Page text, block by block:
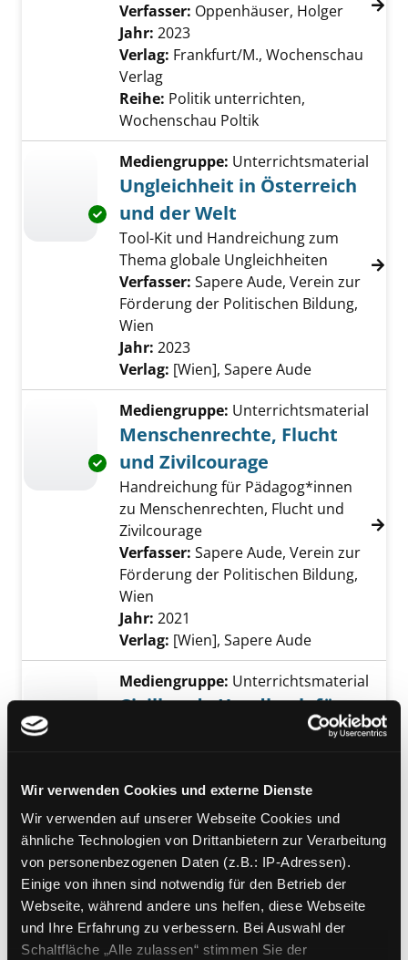
Wir verwenden Cookies und externe Dienste
Wir verwenden auf unserer Webseite Cookies und
ähnliche Technologien von Drittanbietern zur Verarbeitung
von personenbezogenen Daten (z.B.: IP-Adressen).
Einige von ihnen sind notwendig für den Betrieb der
Webseite, während andere uns helfen, diese Webseite
und Ihre Erfahrung zu verbessern. Bei Auswahl der
Schaltfläche „Alle zulassen“ stimmen Sie der
Verfasser: Oppenhäuser, Holger Suche
Jahr: 2023
Verlag: Frankfurt/M., Wochenschau
Verlag
Reihe: Politik unterrichten,
Wochenschau Poltik
Exemplar-Details von Ungleichheit in
Mediengruppe: Unterrichtsmaterial
Ungleichheit in Österreich
und der Welt
Tool-Kit und Handreichung zum
Thema globale Ungleichheiten
Verfasser: Sapere Aude, Verein zur
Förderung der Politischen Bildung,
Wien
Jahr: 2023
Verlag: [Wien], Sapere Aude
Exemplar-Details von Menschenrechte,
Mediengruppe: Unterrichtsmaterial
Menschenrechte, Flucht
und Zivilcourage
Handreichung für Pädagog*innen
zu Menschenrechten, Flucht und
Zivilcourage
Verfasser: Sapere Aude, Verein zur
Förderung der Politischen Bildung,
Wien
Jahr: 2021
Verlag: [Wien], Sapere Aude
Exemplar-Details von Civilhood -
Mediengruppe: Unterrichtsmaterial
Civilhood - Handbuch für
unbegleitete Minderjährige
Verfasser:Civilhood - youth
empowerment & independent living
Jahr:2024
Verlag:[Erscheinungsort nicht
ermittelbar], Südwind [und weitere]
Reihe:Civilhood
Mediengruppe:Unterrichtsmaterial